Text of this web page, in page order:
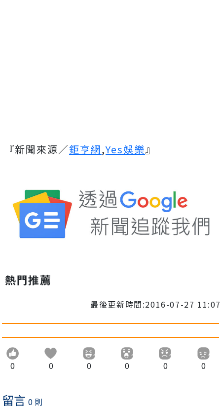
『新聞來源／鉅亨網,Yes娛樂』
熱門推薦
最後更新時間:2016-07-27 11:07
0 0 0 0 0 0